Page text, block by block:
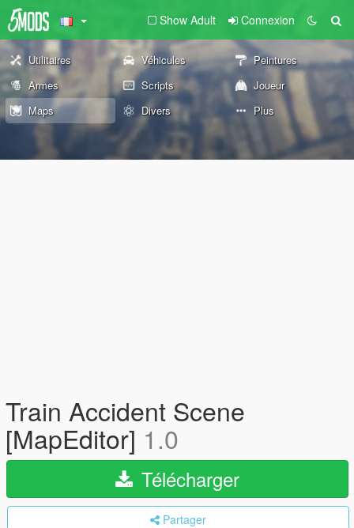
Show Adult Connexion
Utilitaires Véhicules
Peintures
Armes
Scripts
Joueur
Maps
Divers Plus
Train Accident Scene
[MapEditor] 1.0
Télécharger
Partager